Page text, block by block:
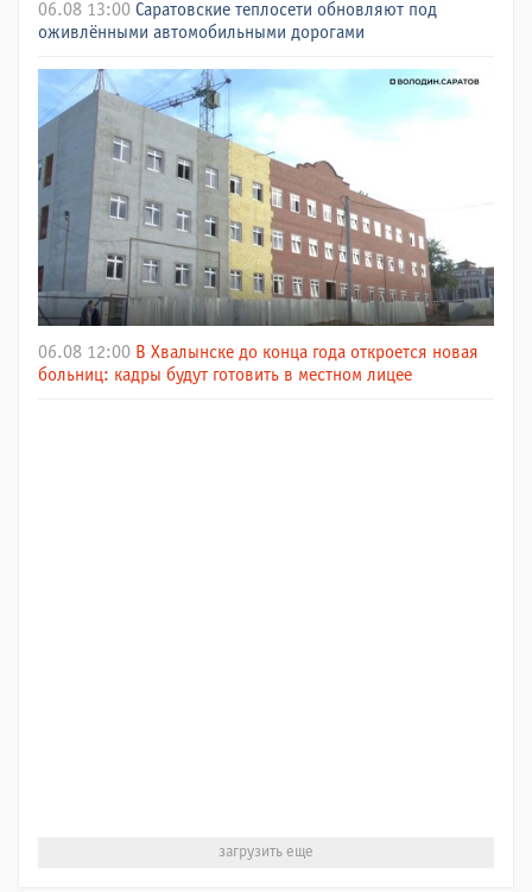
06.08 13:00 Саратовские теплосети обновляют под
оживлёнными автомобильными дорогами
06.08 12:00 В Хвалынске до конца года откроется новая
больниц: кадры будут готовить в местном лицее
загрузить еще